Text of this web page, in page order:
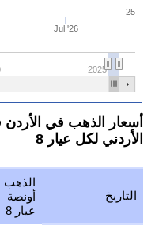
Jul '26
2025
25
الأردني لكل عيار 8
التاريخ
الذهب
أونصة
عيار 8